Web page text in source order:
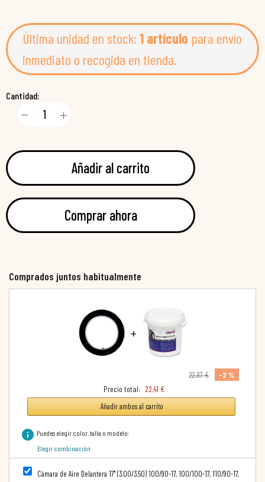
Última unidad en stock: 1 artículo para envío
inmediato o recogida en tienda.
Cantidad:
Añadir al carrito
Comprar ahora
Comprados juntos habitualmente
+
22,87 €
-2 %
Precio total: 22,41 €
Añadir ambos al carrito
info Puedes elegir color, talla o modelo:
Elegir combinación
Cámara de Aire Delantera 17" (3.00/3.50) 100/90-17, 100/100-17, 110/90-17,